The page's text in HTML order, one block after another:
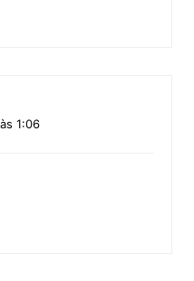
1:06